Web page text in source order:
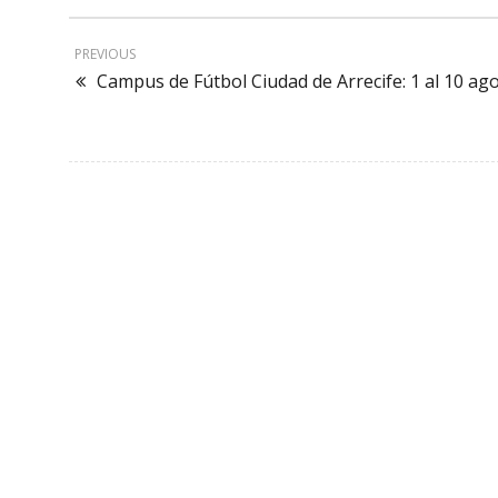
PREVIOUS
Campus de Fútbol Ciudad de Arrecife: 1 al 10